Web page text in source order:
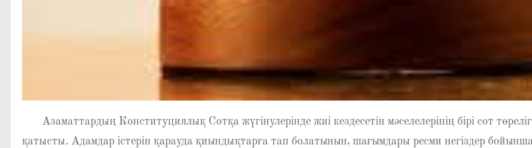
Азаматтардың Конституциялық Сотқа жүгінулерінде жиі кездесетін мәселелерінің бірі сот
қатысты. Адамдар істерін қарауда қиындықтарға тап болатынын, шағымдары ресми негіздер